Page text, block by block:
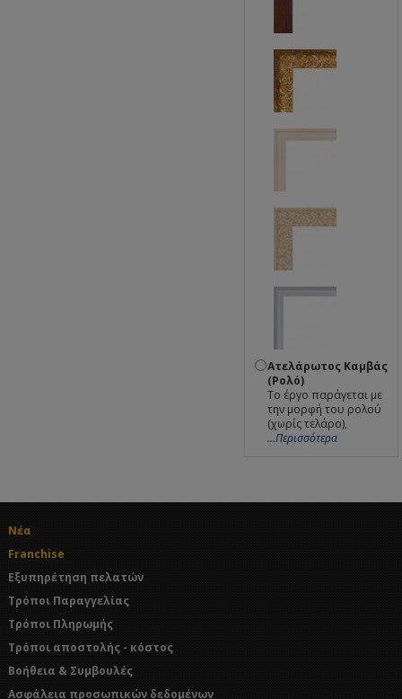
Ατελάρωτος Καμβάς
(Ρολό)
Το έργο παράγεται με
την μορφή του ρολού
(χωρίς τελάρο),
...Περισσότερα
Νέα
Franchise
Εξυπηρέτηση πελατών
Τρόποι Παραγγελίας
Τρόποι Πληρωμής
Τρόποι αποστολής - κόστος
Βοήθεια & Συμβουλές
Ασφάλεια προσωπικών δεδομένων